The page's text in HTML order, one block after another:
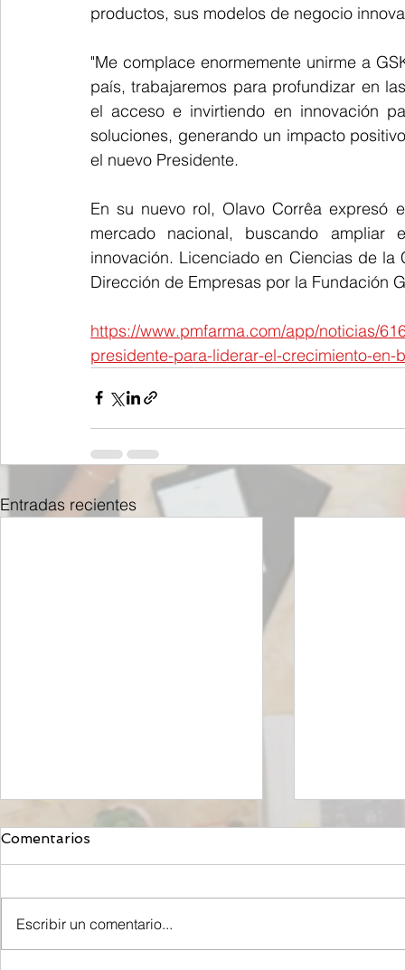
productos, sus modelos de negocio
"Me complace enormemente unirme a
país, trabajaremos para profundizar en
el acceso e invirtiendo en innovación
soluciones, generando un impacto
el nuevo Presidente.
En su nuevo rol, Olavo Corrêa expresó
mercado nacional, buscando
innovación. Licenciado en Ciencias de
Dirección de Empresas por la Fundación
https://www.pmfarma.com/app/noticias/
presidente-para-liderar-el-crecimiento-en-
Entradas recientes
Comentarios
Escribir un comentario...